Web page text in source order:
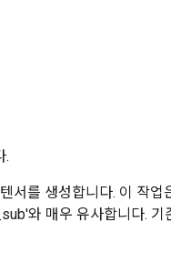
.
서를 생성합니다. 이 작업
와 매우 유사합니다. 기